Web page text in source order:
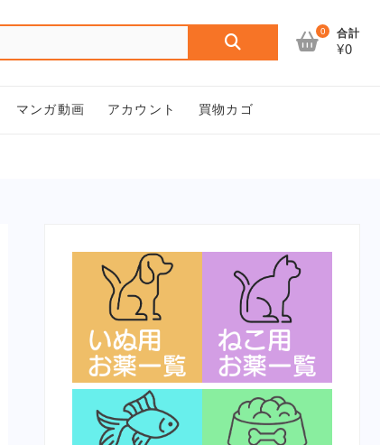
0 合計
¥0
マンガ動画 アカウント 買物カゴ